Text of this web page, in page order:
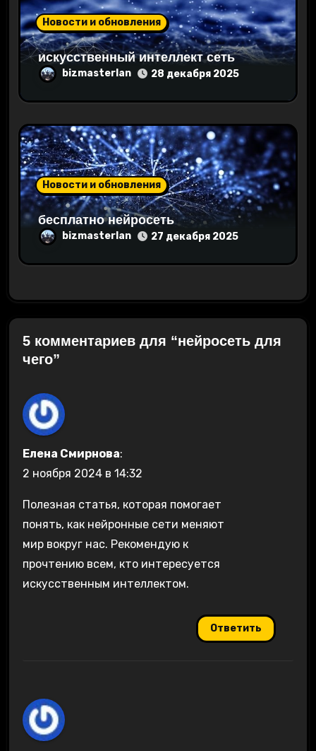
Новости и обновления
искусственный интеллект сеть
bizmasterlan 28 декабря 2025
Новости и обновления
бесплатно нейросеть
bizmasterlan 27 декабря 2025
5 комментариев для “нейросеть для
чего”
Елена Смирнова:
2 ноября 2024 в 14:32
Полезная статья, которая помогает
понять, как нейронные сети меняют
мир вокруг нас. Рекомендую к
прочтению всем, кто интересуется
искусственным интеллектом.
Ответить